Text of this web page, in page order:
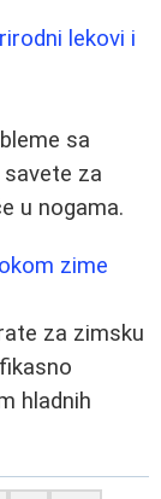
lekovi i
sa
za
u nogama.
zime
za zimsku
hladnih